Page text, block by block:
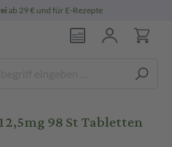
ab 29 € und für E-Rezepte
98 St Tabletten